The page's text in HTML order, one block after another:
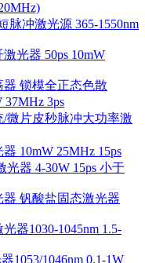
脉冲激光源 365-1550nm
光器 50ps 10mW
器 锁模全正态色散
3ps
/微片皮秒脉冲大功率激
10mW 25MHz 15ps
光器 4-30W 15ps 小于
钒酸盐固态激光器
器1030-1045nm 1.5-
1053/1046nm 0.1-1W